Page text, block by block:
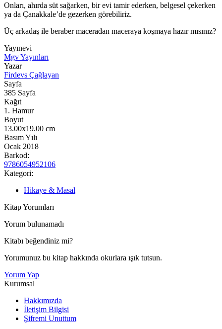
Onları, ahırda süt sağarken, bir evi tamir ederken, belgesel çekerken
ya da Çanakkale’de gezerken görebiliriz.
Üç arkadaş ile beraber maceradan maceraya koşmaya hazır mısınız?
Yayınevi
Mgv Yayınları
Yazar
Firdevs Çağlayan
Sayfa
385 Sayfa
Kağıt
1. Hamur
Boyut
13.00x19.00 cm
Basım Yılı
Ocak 2018
Barkod:
9786054952106
Kategori:
Hikaye & Masal
Kitap Yorumları
Yorum bulunamadı
Kitabı beğendiniz mi?
Yorumunuz bu kitap hakkında okurlara ışık tutsun.
Yorum Yap
Kurumsal
Hakkımızda
İletişim Bilgisi
Şifremi Unuttum